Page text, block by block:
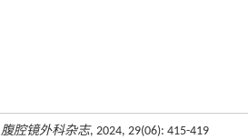
腹腔镜外科杂志, 2024, 29(06): 415-419